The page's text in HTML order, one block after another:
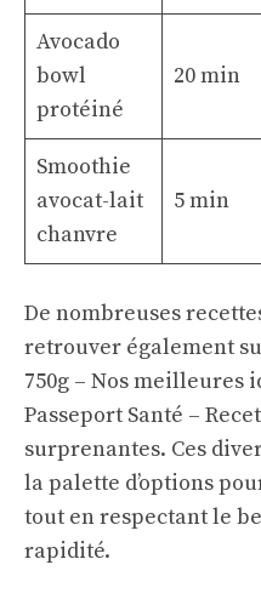
Avocado
bowl
protéiné
20 min
Smoothie
avocat-lait
chanvre
5 min
De nombreuses
retrouver également
750g – Nos meilleures
Passeport Santé –
surprenantes. Ces
la palette d’options
tout en respectant le
rapidité.